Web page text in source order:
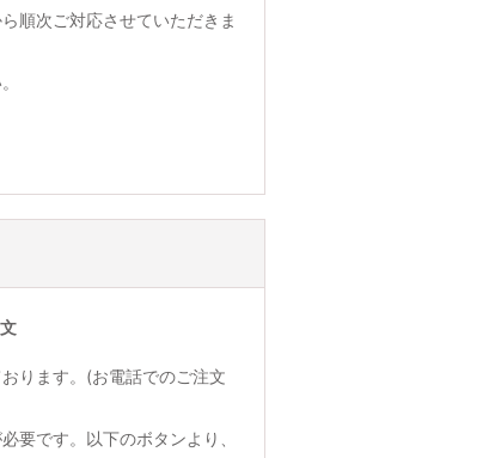
順次ご対応させていただきま
ります。(お電話でのご注文
要です。以下のボタンより、